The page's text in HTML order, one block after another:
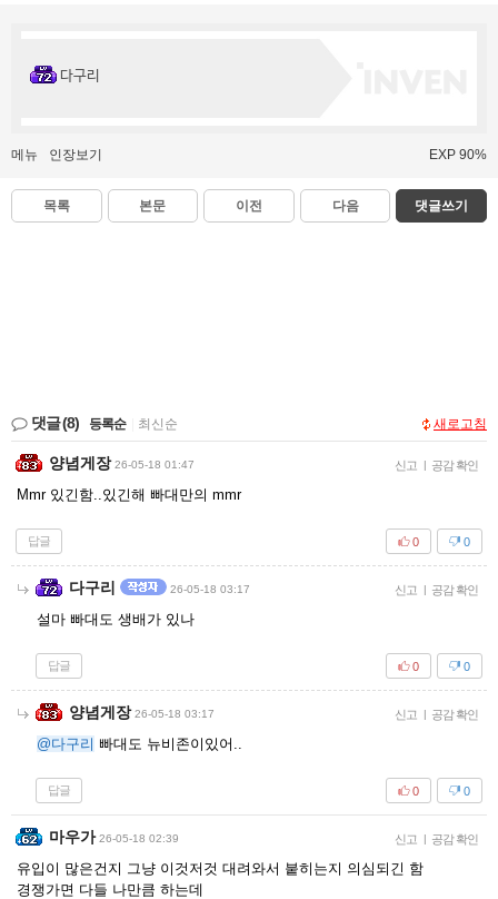
다구리
메뉴 인장보기 EXP 90%
목록 본문 이전 다음 댓글쓰기
댓글(8) 등록순 최신순 새로고침
양념게장 26-05-18 01:47 신고 | 공감 확인
Mmr 있긴함..있긴해 빠대만의 mmr
답글 0
0
다구리 26-05-18 03:17 신고 | 공감 확인
설마 빠대도 생배가 있나
답글 0
0
양념게장 26-05-18 03:17 신고 | 공감 확인
@다구리 빠대도 뉴비존이있어..
답글 0
0
마우가 26-05-18 02:39 신고 | 공감 확인
유입이 많은건지 그냥 이것저것 대려와서 붙히는지 의심되긴 함
경쟁가면 다들 나만큼 하는데